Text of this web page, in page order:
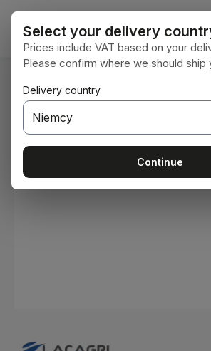
Przejdź do głównej zawartości
Jesteś tutaj: Home
Farby i lakiery
Pomiń galerię zdjęć
Select your delivery
Prices include VAT based on your
Please confirm where we should ship
Delivery country
Continue